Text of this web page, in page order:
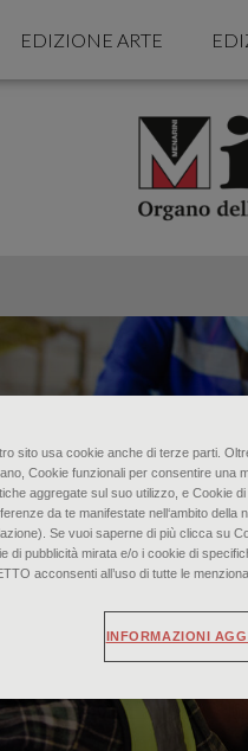
EDIZIONE ARTE
sito usa cookie anche di terze parti.
Cookie funzionali per consentire una
aggregate sul suo utilizzo, e Cookie
da te manifestate nell‘ambito
Se vuoi saperne di più clicca su
di pubblicità mirata e/o i cookie di
acconsenti all’uso di tutte le
INFORMAZIONI